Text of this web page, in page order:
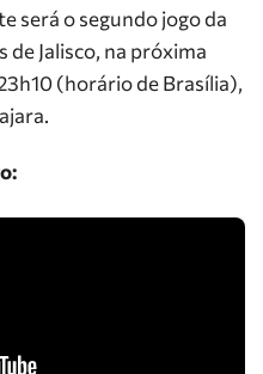
será o segundo jogo da
Jalisco, na próxima
(horário de Brasília),